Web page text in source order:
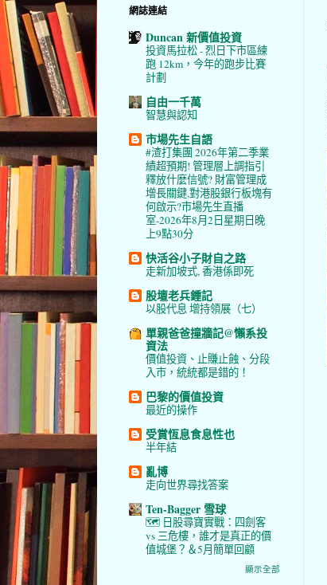
網誌連結
Duncan 新價值投資
投資馬拉松 - 烈日下市區練
跑 12km，今年的跑步比賽
計劃
自由一千萬
智慧與認知
市場先生自語
#渣打集團 2026年第二季業
績超預期! 管理層上調指引
釋放什麼信號? 財富管理成
增長關鍵,對港股銀行板塊有
何啟示?市場先生直播
室-2026年8月2日星期日晚
上9點30分
快活谷小子財自之路
走新加坡式, 香港係即死
股壇老兵鍾記
以股代息 增持領展（七）
單親爸爸撞牆記@懶系投
資法
價值投資、止賺止蝕、分段
入市，統統都是錯的！
巴黎的價值投資
最近的操作
受賞恆息食息性也
半年結
亂博
走向世界尋找答案
Ten-Bagger 雪球
🗺️ 日股尋寶實戰：四劍客
vs 三危樓，誰才是真正的價
值城堡？＆5月簡單回顧
顯示全部